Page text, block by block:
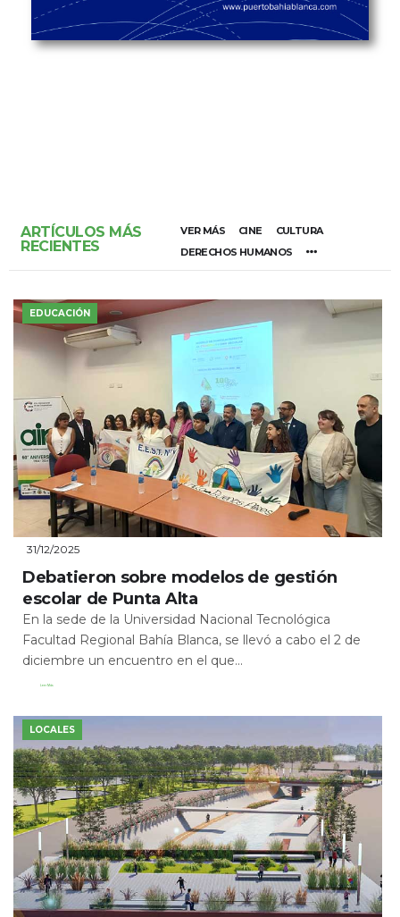
ARTÍCULOS MÁS
RECIENTES
VER MÁS CINE
CULTURA
DERECHOS HUMANOS
EDUCACIÓN
31/12/2025
Debatieron sobre modelos de gestión
escolar de Punta Alta
En la sede de la Universidad Nacional Tecnológica
Facultad Regional Bahía Blanca, se llevó a cabo el 2 de
diciembre un encuentro en el que...
Leer Más
LOCALES